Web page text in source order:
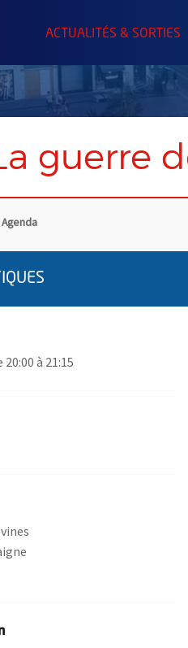
à l'accueil
ACTUALITÉS & SORTIES
guerre
Agenda
20:00 à 21:15